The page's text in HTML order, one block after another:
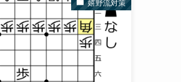
嬉野流対策